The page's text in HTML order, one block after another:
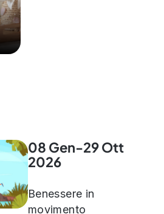
08 Gen-29 Ott
2026
Benessere in
movimento